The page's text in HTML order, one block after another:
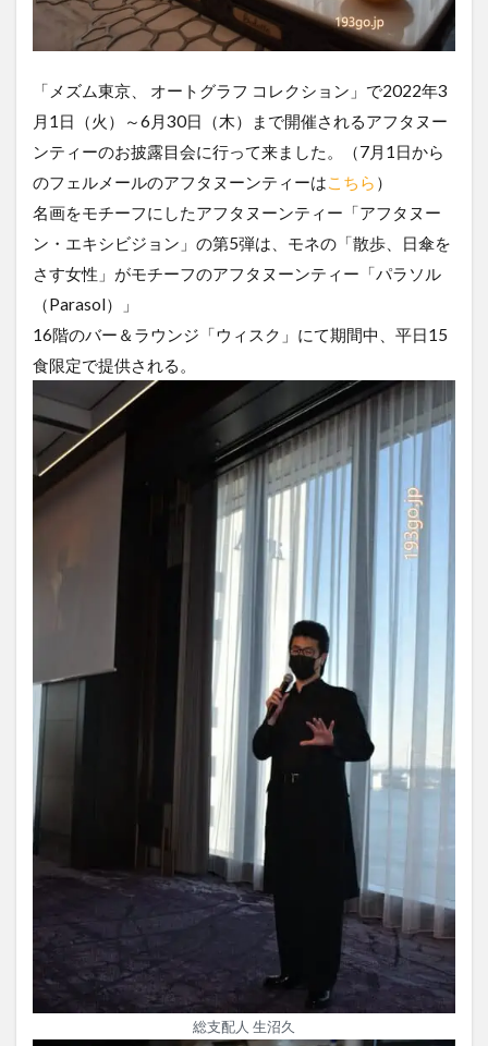
「メズム東京、 オートグラフ コレクション」で2022年3
月1日（火）～6月30日（木）まで開催されるアフタヌー
ンティーのお披露目会に行って来ました。（7月1日から
のフェルメールのアフタヌーンティーはこちら ）
名画をモチーフにしたアフタヌーンティー「アフタヌー
ン・エキシビジョン」の第5弾は、モネの「散歩、日傘を
さす女性」がモチーフのアフタヌーンティー「パラソル
（Parasol）」
16階のバー＆ラウンジ「ウィスク」にて期間中、平日15
食限定で提供される。
総支配人 生沼久